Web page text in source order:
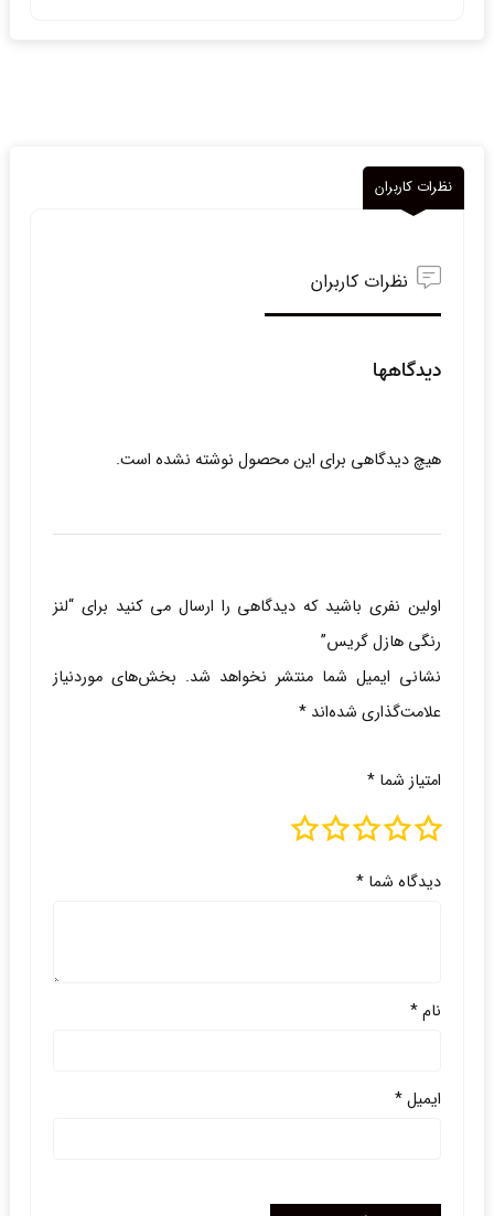
نظرات کاربران
نظرات کاربران
دیدگاهها
هیچ دیدگاهی برای این محصول نوشته نشده است.
اولین نفری باشید که دیدگاهی را ارسال می کنید برای “لنز
رنگی هازل گریس”
نشانی ایمیل شما منتشر نخواهد شد. بخش‌های موردنیاز
علامت‌گذاری شده‌اند *
امتیاز شما *
دیدگاه شما *
نام*
ایمیل*